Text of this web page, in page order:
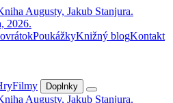
PoukážkyKnižný blogKontakt
Filmy Doplnky